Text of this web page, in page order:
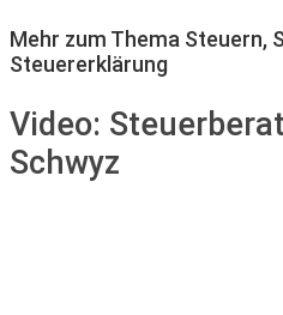
Mehr zum Thema Steuern,
Steuererklärung
Video:
Schwyz